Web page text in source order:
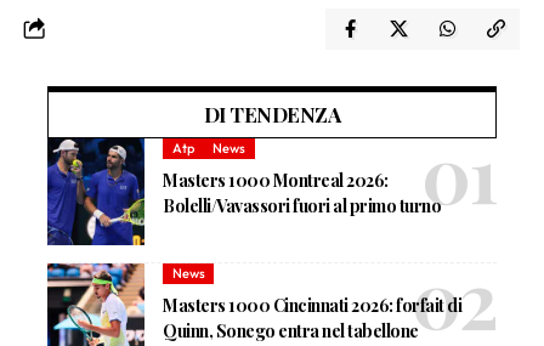
DI TENDENZA
Atp News
Masters 1000 Montreal 2026:
Bolelli/Vavassori fuori al primo turno
News
Masters 1000 Cincinnati 2026: forfait di
Quinn, Sonego entra nel tabellone